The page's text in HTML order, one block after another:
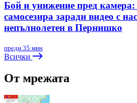
Бой и унижение пред
самосезира заради видео с
непълнолетен в Пернишко
преди 35 мин
Всички
От мрежата